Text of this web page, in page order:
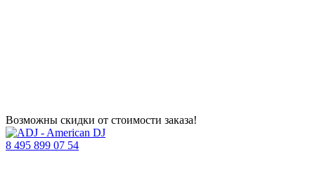
Возможны скидки от стоимости заказа!
8 495 899 07 54